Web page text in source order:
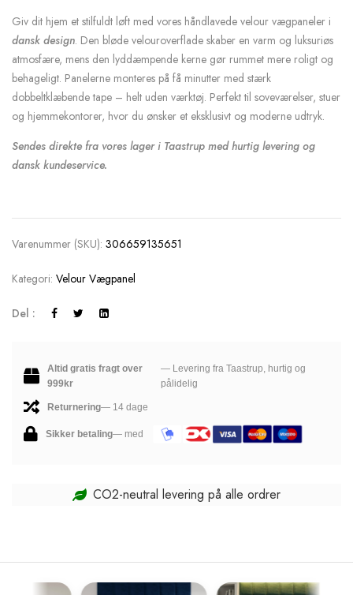
Giv dit hjem et stilfuldt løft med vores håndlavede velour vægpaneler i
dansk design. Den bløde velouroverflade skaber en varm og luksuriøs
atmosfære, mens den lyddæmpende kerne gør rummet mere roligt og
behageligt. Panelerne monteres på få minutter med stærk
dobbeltklæbende tape – helt uden værktøj. Perfekt til soveværelser, stuer
og hjemmekontorer, hvor du ønsker et eksklusivt og moderne udtryk.
Sendes direkte fra vores lager i Taastrup med hurtig levering og
dansk kundeservice.
Varenummer (SKU): 306659135651
Kategori: Velour Vægpanel
Del :
Altid gratis fragt over
999kr
— Levering fra Taastrup, hurtig og
pålidelig
Returnering— 14 dage
Sikker betaling— med
CO2-neutral levering på alle ordrer